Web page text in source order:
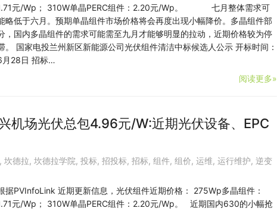
元/Wp； 310W单晶PERC组件：2.20元/Wp。 七月整体需求可
略低于六月。预期单晶组件市场价格将会再度出现小幅降价。多晶组件部
，国内多晶组件的需求可能需至九月才能够明显的拉动，近期价格较为停
。 国家电投兰州新区新能源公司光伏组件清洁中标候选人公示 开标时间：
月28日 招标…
阅读更多»
机场光伏总包4.96元/W:近期光伏设备、EPC
, 坎德拉, 坎德拉学院, 投标, 招投标, 招标, 组件, 组价, 运维, 运行维护, 逆变
据PVInfoLink 近期更新信息，光伏组件近期价格： 275Wp多晶组件：
元/Wp； 310W单晶PERC组件：2.20元/Wp。 近期国内630的小幅抢